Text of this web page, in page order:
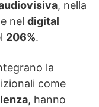
, nella
e nel digital
206%.
la
come
, hanno